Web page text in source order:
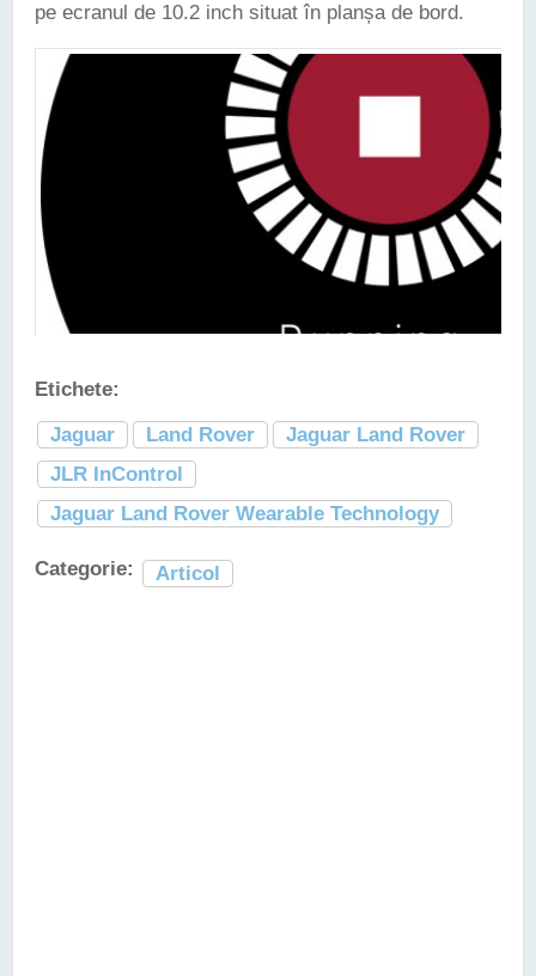
pe ecranul de 10.2 inch situat în planșa de bord.
Etichete:
Jaguar
Land Rover
Jaguar Land Rover
JLR InControl
Jaguar Land Rover Wearable Technology
Categorie: Articol